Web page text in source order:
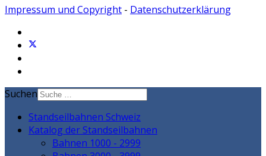
Impressum und Copyright - Datenschutzerklärung
Suchen
Standseilbahnen Schweiz
Katalog der Standseilbahnen
Bahnen 1000 - 2999